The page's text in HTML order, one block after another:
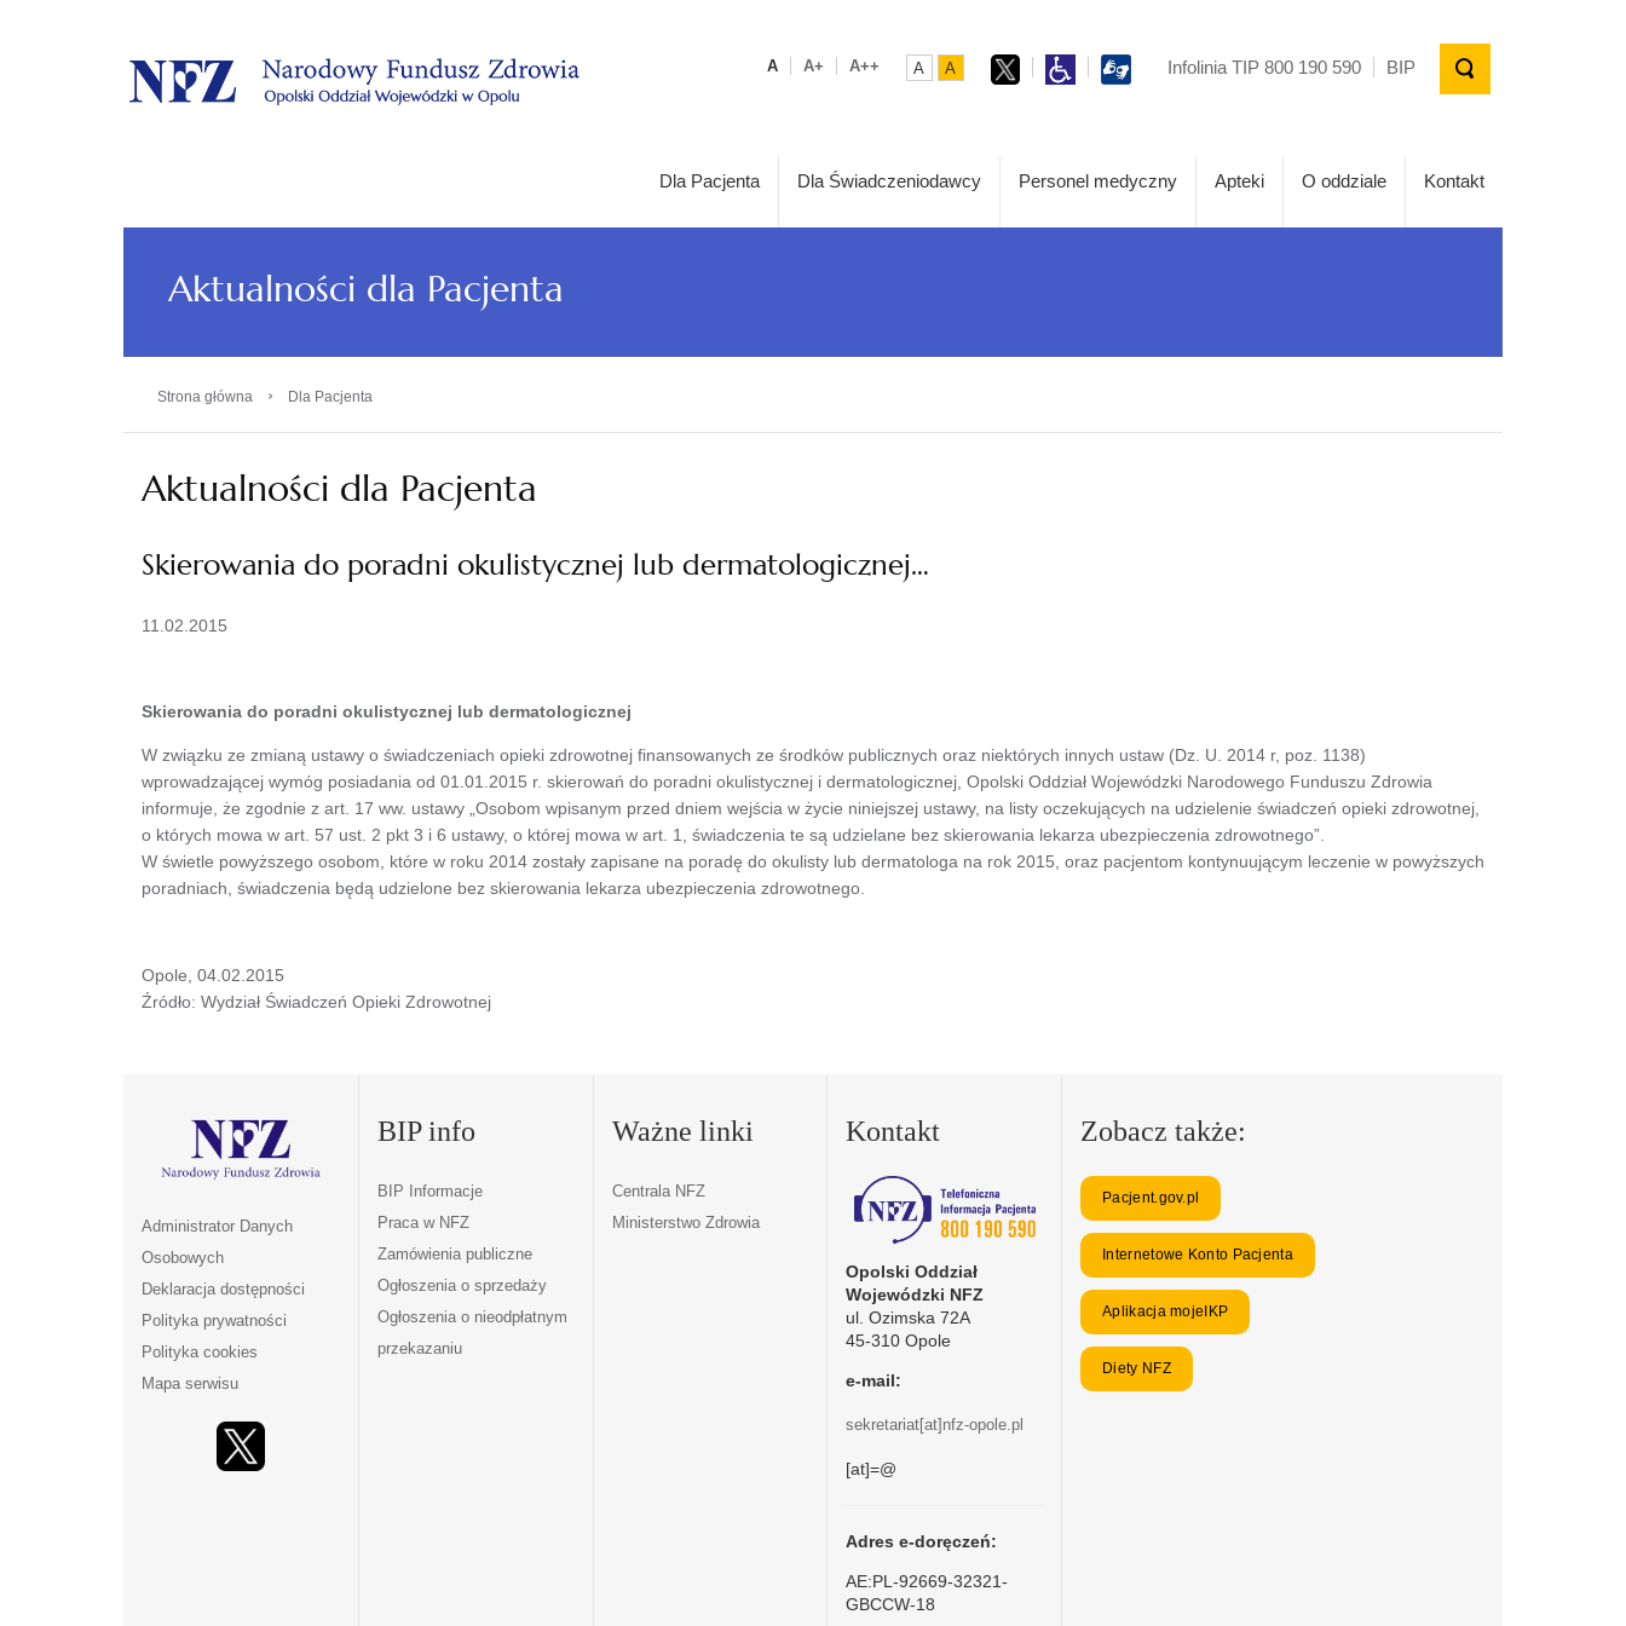
. A A+ A++ A A Infolinia TIP 800 190 590 BIP
Dla Pacjenta Dla Świadczeniodawcy Personel medyczny Apteki O oddziale Kontakt
Aktualności dla Pacjenta
Strona główna › Dla Pacjenta
Aktualności dla Pacjenta
Skierowania do poradni okulistycznej lub dermatologicznej…
11.02.2015
Skierowania do poradni okulistycznej lub dermatologicznej
W związku ze zmianą ustawy o świadczeniach opieki zdrowotnej finansowanych ze środków publicznych oraz niektórych innych ustaw (Dz. U. 2014 r, poz. 1138)
wprowadzającej wymóg posiadania od 01.01.2015 r. skierowań do poradni okulistycznej i dermatologicznej, Opolski Oddział Wojewódzki Narodowego Funduszu Zdrowia
informuje, że zgodnie z art. 17 ww. ustawy „Osobom wpisanym przed dniem wejścia w życie niniejszej ustawy, na listy oczekujących na udzielenie świadczeń opieki zdrowotnej,
o których mowa w art. 57 ust. 2 pkt 3 i 6 ustawy, o której mowa w art. 1, świadczenia te są udzielane bez skierowania lekarza ubezpieczenia zdrowotnego”.
W świetle powyższego osobom, które w roku 2014 zostały zapisane na poradę do okulisty lub dermatologa na rok 2015, oraz pacjentom kontynuującym leczenie w powyższych
poradniach, świadczenia będą udzielone bez skierowania lekarza ubezpieczenia zdrowotnego.
Opole, 04.02.2015
Źródło: Wydział Świadczeń Opieki Zdrowotnej
Administrator Danych
Osobowych
Deklaracja dostępności
Polityka prywatności
Polityka cookies
Mapa serwisu
BIP info
BIP Informacje
Praca w NFZ
Zamówienia publiczne
Ogłoszenia o sprzedaży
Ogłoszenia o nieodpłatnym
przekazaniu
Ważne linki
Centrala NFZ
Ministerstwo Zdrowia
Kontakt
Opolski Oddział
Wojewódzki NFZ
ul. Ozimska 72A
45-310 Opole
e-mail:
sekretariat[at]nfz-opole.pl
[at]=@
Adres e-doręczeń:
AE:PL-92669-32321-
GBCCW-18
Zobacz także:
Pacjent.gov.pl
Internetowe Konto Pacjenta
Aplikacja mojeIKP
Diety NFZ